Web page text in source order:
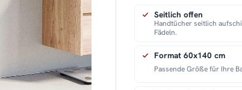
Seitlich offen
Handtücher seitlich
Fädeln.
Format 60x140 cm
Passende Größe für Ihre